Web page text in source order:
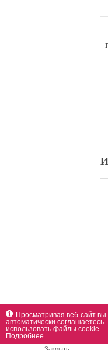
Просматривая веб-сайт вы
автоматически соглашаетесь
использовать файлы cookie.
Подробнее.